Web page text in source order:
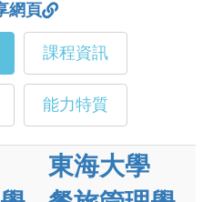
網頁
課程資訊
能力特質
東海大學